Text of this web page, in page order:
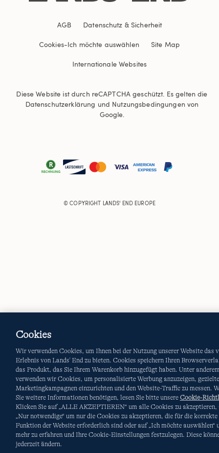
AGB Datenschutz & Sicherheit
Cookies-Ich möchte auswählen Site Map
Internationale Websites
Diese Website ist durch reCAPTCHA geschützt. Es gelten die
Datenschutzerklärung und Nutzungsbedingungen von
Google.
© COPYRIGHT LANDS' END EUROPE
Cookies
Wir verwenden Cookies, um Ihnen bei der Nutzung unserer Website das
Erlebnis von Lands' End zu bieten. Cookies speichern Ihren
das Produkt, das Sie Ihrem Warenkorb hinzugefügt haben. Unter
verwenden wir Cookies, um personalisierte Werbung anzuzeigen, gezielte
Marketingkampagnen einzurichten und den Website-Traffic zu messen.
Sie weitere Informationen benötigen, lesen Sie bitte unsere Cookie-
Klicken Sie auf „ALLE AKZEPTIEREN“ um alle Cookies zu akzeptieren,
„Nur notwendige“ um nur die Cookies zu akzeptieren, die für die korrekte
Funktion der Website erforderlich sind oder auf „Ich möchte auswählen“
mehr zu erfahren und Ihre Cookie-Einstellungen festzulegen. Diese
jederzeit ändern.